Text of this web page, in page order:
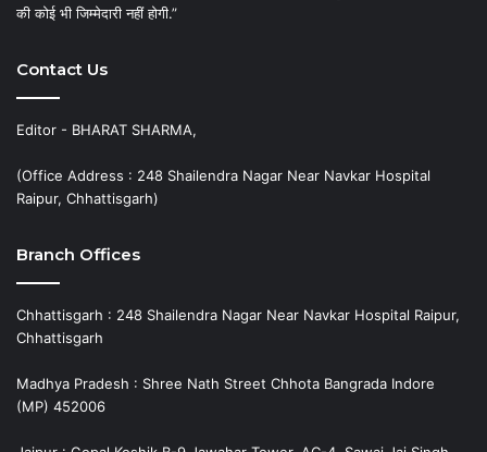
की कोई भी जिम्मेदारी नहीं होगी.”
Contact Us
Editor - BHARAT SHARMA,
(Office Address : 248 Shailendra Nagar Near Navkar Hospital
Raipur, Chhattisgarh)
Branch Offices
Chhattisgarh : 248 Shailendra Nagar Near Navkar Hospital Raipur,
Chhattisgarh
Madhya Pradesh : Shree Nath Street Chhota Bangrada Indore
(MP) 452006